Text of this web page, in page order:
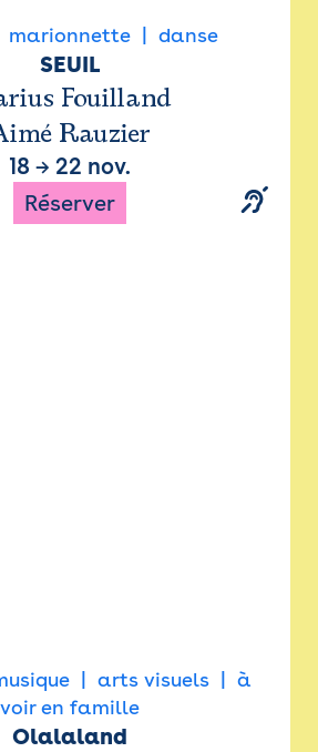
marionnette danse
SEUIL
Fouilland
Rauzier
18 → 22 nov.
Réserver
arts visuels
à
voir en famille
Olalaland